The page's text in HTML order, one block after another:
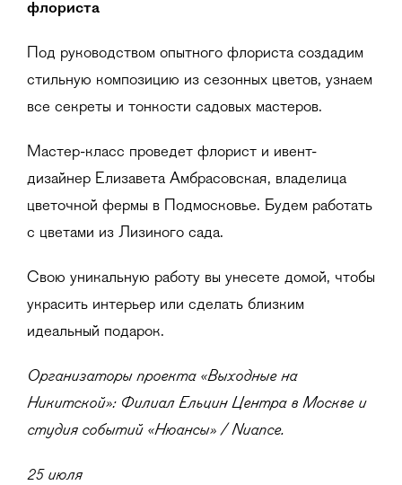
флориста
Под руководством опытного флориста создадим
стильную композицию из сезонных цветов, узнаем
все секреты и тонкости садовых мастеров.
Мастер-класс проведет флорист и ивент-
дизайнер Елизавета Амбрасовская, владелица
цветочной фермы в Подмосковье. Будем работать
с цветами из Лизиного сада.
Свою уникальную работу вы унесете домой, чтобы
украсить интерьер или сделать близким
идеальный подарок.
Организаторы проекта «Выходные на
Никитской»: Филиал Ельцин Центра в Москве и
студия событий «Нюансы» / Nuance.
25 июля